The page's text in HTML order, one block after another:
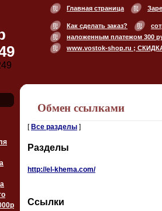
Главная страница
Как сделать заказ?
наложенным платежом 300
www.vostok-shop.ru ;
Обмен ссылками
[ Все разделы ]
Разделы
http://el-khema.com/
Ссылки